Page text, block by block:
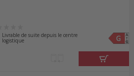
Livrable de suite depuis le centre
logistique